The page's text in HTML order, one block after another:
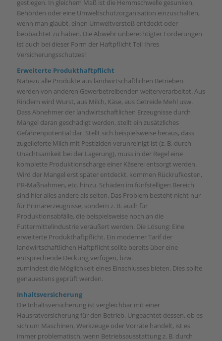
gestiegen. In gleichem Maß ist die Hemmschwelle gesunken,
Behörden oder eine Umweltschutzorganisation einzuschalten,
wenn man glaubt, einen Umweltverstoß entdeckt oder
beobachtet zu haben. Die Abwehr unberechtigter Forderungen
ist auch bei dieser Form der Haftpflicht Teil Ihres
Versicherungsschutzes!
Erweiterte Produkthaftpflicht
Nahezu alle Produkte aus landwirtschaftlichen Betrieben
werden von anderen Gewerbetreibenden weiterverarbeitet. Aus
Rindern wird Wurst, aus Milch, Käse, aus Getreide Mehl usw.
Dass Abnehmer der landwirtschaftlichen Erzeugnisse durch
Mängel daran geschädigt werden, stellt ein zusätzliches
Gefahrenpotential dar. Stellt sich beispielsweise heraus, dass
zugelieferte Milch mit Pestiziden verunreinigt ist (z. B. durch
Unachtsamkeit bei der Lagerung), muss in der Regel eine
komplette Produktionscharge einer Käserei entsorgt werden.
Wird der Mangel erst später entdeckt, kommen Rückrufkosten,
PR-Maßnahmen, etc. hinzu. Schäden im fünfstelligen Bereich
sind hier alles andere als selten. Das Problem besteht nicht nur
für Primärerzeugnisse, sondern z. B. auch für
Produktionsabfälle, die beispielsweise noch an die
Futtermittelindustrie veräußert werden. Die Lösung: Eine
erweiterte Produkthaftpflicht. Ein moderner Tarif der
landwirtschaftlichen Haftpflicht sollte bereits über eine
entsprechende Deckung verfügen, bzw.
zumindest die Möglichkeit eines Einschlusses bieten. Dies sollte
genauestens geprüft werden.
Inhaltsversicherung
Die Inhaltsversicherung ist vergleichbar mit einer
Hausratversicherung für den Betrieb. Ungeachtet dessen, ob es
sich um Maschinen, Werkzeuge oder Vorräte handelt, ist es
immer problematisch, wenn Betriebsausstattung z. B. durch